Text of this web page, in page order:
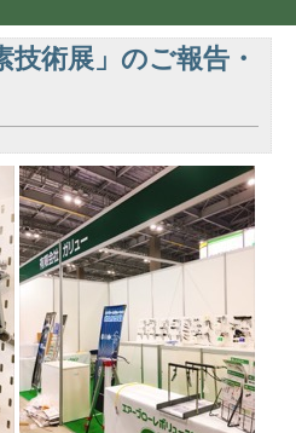
技術展」のご報告・